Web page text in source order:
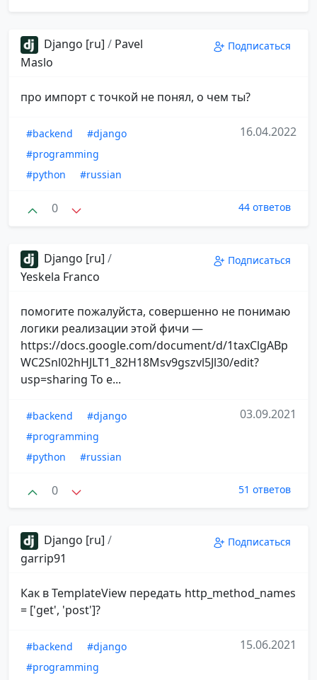
Django [ru] / Pavel
Maslo
Подписаться
про импорт с точкой не понял, о чем ты?
#backend
#django
#programming
#python
#russian
16.04.2022
0 44 ответов
Django [ru] /
Yeskela Franco
Подписаться
помогите пожалуйста, совершенно не понимаю
логики реализации этой фичи —
https://docs.google.com/document/d/1taxClgABp
WC2Snl02hHJLT1_82H18Msv9gszvl5Jl30/edit?
usp=sharing То е...
#backend
#django
#programming
#python
#russian
03.09.2021
0 51 ответов
Django [ru] /
garrip91
Подписаться
Как в TemplateView передать http_method_names
= ['get', 'post']?
#backend
#django
#programming
15.06.2021